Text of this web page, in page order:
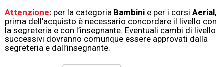
Attenzione: per la categoria Bambini e per i corsi Aerial,
prima dell’acquisto è necessario concordare il livello con
la segreteria e con l’insegnante. Eventuali cambi di livello
successivi dovranno comunque essere approvati dalla
segreteria e dall’insegnante.